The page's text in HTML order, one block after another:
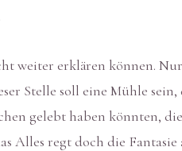
weiter erklären können.
Stelle soll eine Mühle
gelebt haben könnten,
Alles regt doch die